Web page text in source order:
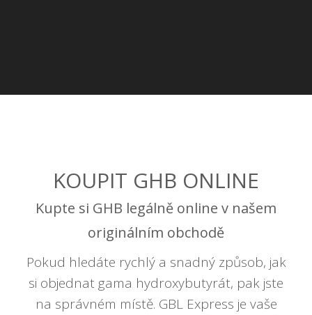
KOUPIT GHB ONLINE
Kupte si GHB legálně online v našem
originálním obchodě
Pokud hledáte rychlý a snadný způsob, jak
si objednat gama hydroxybutyrát, pak jste
na správném místě. GBL Express je vaše